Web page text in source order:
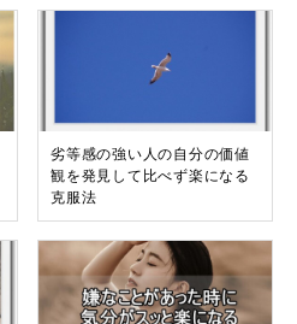
劣等感の強い人の自分の価値
観を発見して比べず楽になる
克服法